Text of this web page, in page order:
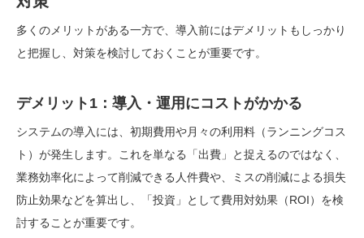
多くのメリットがある一方で、導入前にはデメリットもしっかり
と把握し、対策を検討しておくことが重要です。
デメリット1：導入・運用にコストがかかる
システムの導入には、初期費用や月々の利用料（ランニングコス
ト）が発生します。これを単なる「出費」と捉えるのではなく、
業務効率化によって削減できる人件費や、ミスの削減による損失
防止効果などを算出し、「投資」として費用対効果（ROI）を検
討することが重要です。